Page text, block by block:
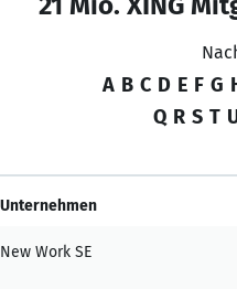
A B C D E F G
Q R S T
Unternehmen
New Work SE